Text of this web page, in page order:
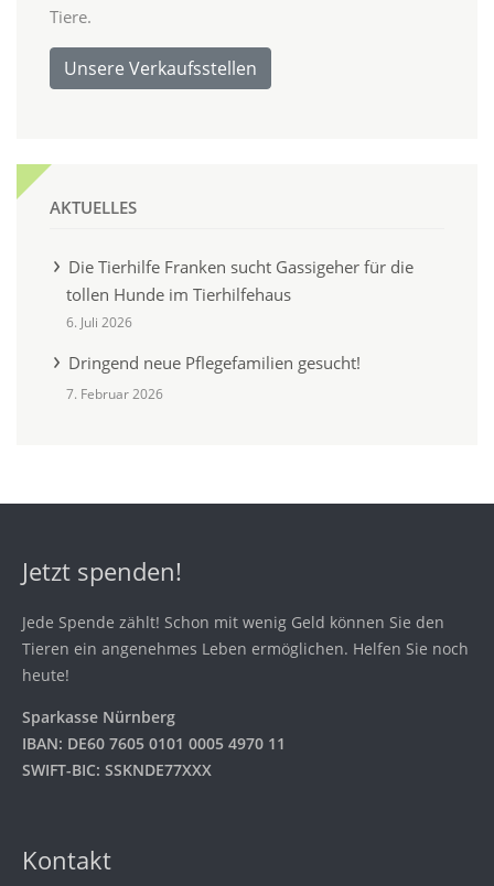
Tiere.
Unsere Verkaufsstellen
AKTUELLES
Die Tierhilfe Franken sucht Gassigeher für die
tollen Hunde im Tierhilfehaus
6. Juli 2026
Dringend neue Pflegefamilien gesucht!
7. Februar 2026
Jetzt spenden!
Jede Spende zählt! Schon mit wenig Geld können Sie den
Tieren ein angenehmes Leben ermöglichen. Helfen Sie noch
heute!
Sparkasse Nürnberg
IBAN: DE60 7605 0101 0005 4970 11
SWIFT-BIC: SSKNDE77XXX
Kontakt